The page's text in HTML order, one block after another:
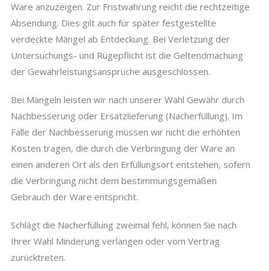
Ware anzuzeigen. Zur Fristwahrung reicht die rechtzeitige
Absendung. Dies gilt auch für später festgestellte
verdeckte Mängel ab Entdeckung. Bei Verletzung der
Untersuchungs- und Rügepflicht ist die Geltendmachung
der Gewährleistungsansprüche ausgeschlossen.
Bei Mängeln leisten wir nach unserer Wahl Gewähr durch
Nachbesserung oder Ersatzlieferung (Nacherfüllung). Im
Falle der Nachbesserung müssen wir nicht die erhöhten
Kosten tragen, die durch die Verbringung der Ware an
einen anderen Ort als den Erfüllungsort entstehen, sofern
die Verbringung nicht dem bestimmungsgemäßen
Gebrauch der Ware entspricht.
Schlägt die Nacherfüllung zweimal fehl, können Sie nach
Ihrer Wahl Minderung verlangen oder vom Vertrag
zurücktreten.